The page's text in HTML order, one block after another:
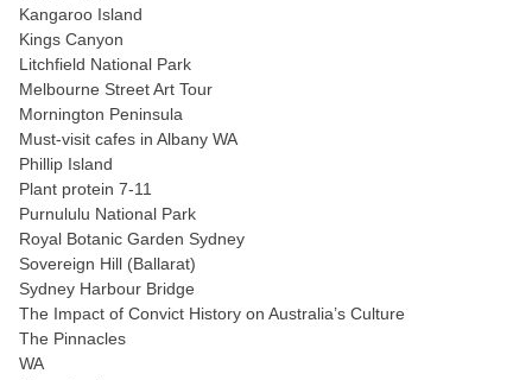
Kangaroo Island
Kings Canyon
Litchfield National Park
Melbourne Street Art Tour
Mornington Peninsula
Must-visit cafes in Albany WA
Phillip Island
Plant protein 7-11
Purnululu National Park
Royal Botanic Garden Sydney
Sovereign Hill (Ballarat)
Sydney Harbour Bridge
The Impact of Convict History on Australia’s Culture
The Pinnacles
WA